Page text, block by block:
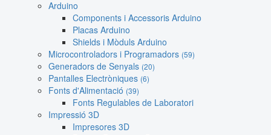
Arduino
Components i Accessoris Arduino
Placas Arduino
Shields i Mòduls Arduino
Microcontroladors i Programadors (59)
Generadors de Senyals (20)
Pantalles Electròniques (6)
Fonts d'Alimentació (39)
Fonts Regulables de Laboratori
Impressió 3D
Impresores 3D